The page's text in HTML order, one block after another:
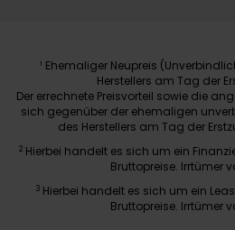
1 Ehemaliger Neupreis
Herstellers am Tag der
Der errechnete Preisvorteil sowie die
sich gegenüber der ehemaligen
des Herstellers am Tag der
2 Hierbei handelt es sich um ein
Bruttopreise. Irrtümer
3 Hierbei handelt es sich um ein
Bruttopreise. Irrtümer